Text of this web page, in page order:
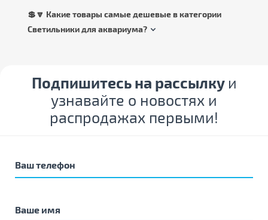
💲🔽 Какие товары самые дешевые в категории
Светильники для аквариума?
Подпишитесь на рассылку и
узнавайте о новостях и
распродажах первыми!